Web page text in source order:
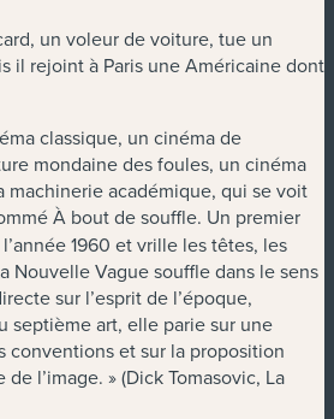
un voleur de voiture, tue un
il rejoint à Paris une Américaine dont
classique, un cinéma de
mondaine des foules, un cinéma
machinerie académique, qui se voit
À bout de souffle. Un premier
1960 et vrille les têtes, les
Nouvelle Vague souffle dans le sens
sur l’esprit de l’époque,
septième art, elle parie sur une
conventions et sur la proposition
l’image. » (Dick Tomasovic, La